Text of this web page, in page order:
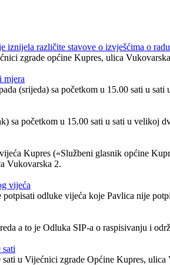
različite stavove o izvješćima o
zgrade općine Kupres, ulica
mjera
(srijeda) sa početkom u 15.00 sati u
sa početkom u 15.00 sati u sati u velikoj
Kupres («Službeni glasnik općine
Vukovarska 2.
vijeća
odluke vijeća koje Pavlica nije
a to je Odluka SIP-a o raspisivanju i
u Vijećnici zgrade Općine Kupres, ulica